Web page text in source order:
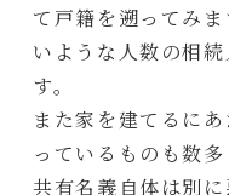
て戸籍を遡ってみ
いような人数の相
す。
また家を建てるに
っているものも数多
共有名義自体は別に